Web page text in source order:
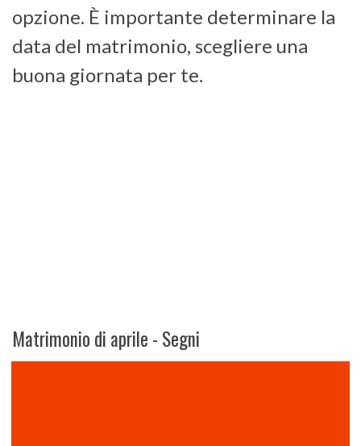
opzione. È importante determinare la
data del matrimonio, scegliere una
buona giornata per te.
Matrimonio di aprile - Segni